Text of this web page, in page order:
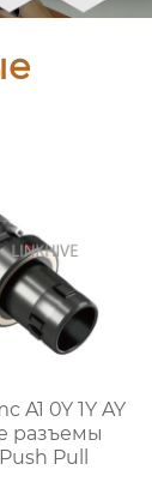
A1 0Y 1Y AY
разъемы
Pull